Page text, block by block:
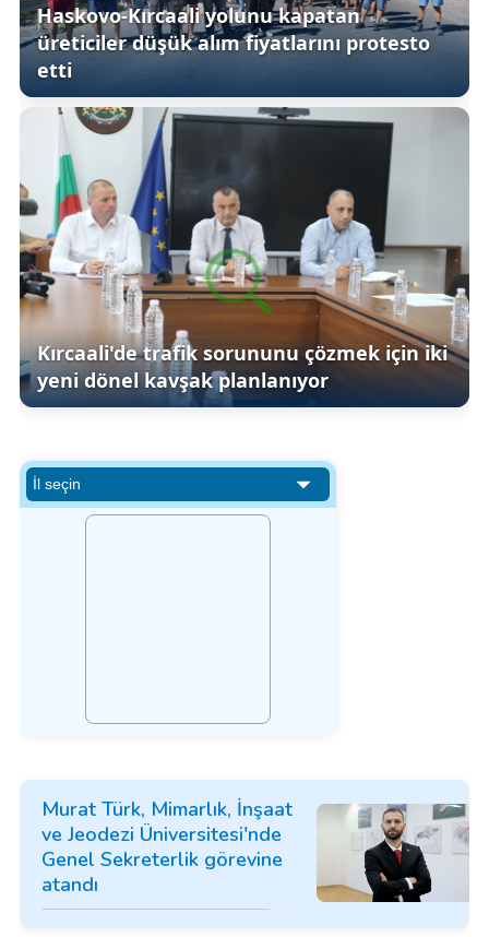
Haskovo-Kırcaali yolunu kapatan
üreticiler düşük alım fiyatlarını protesto
etti
Kırcaali'de trafik sorununu çözmek için iki
yeni dönel kavşak planlanıyor
Murat Türk, Mimarlık, İnşaat
ve Jeodezi Üniversitesi'nde
Genel Sekreterlik görevine
atandı